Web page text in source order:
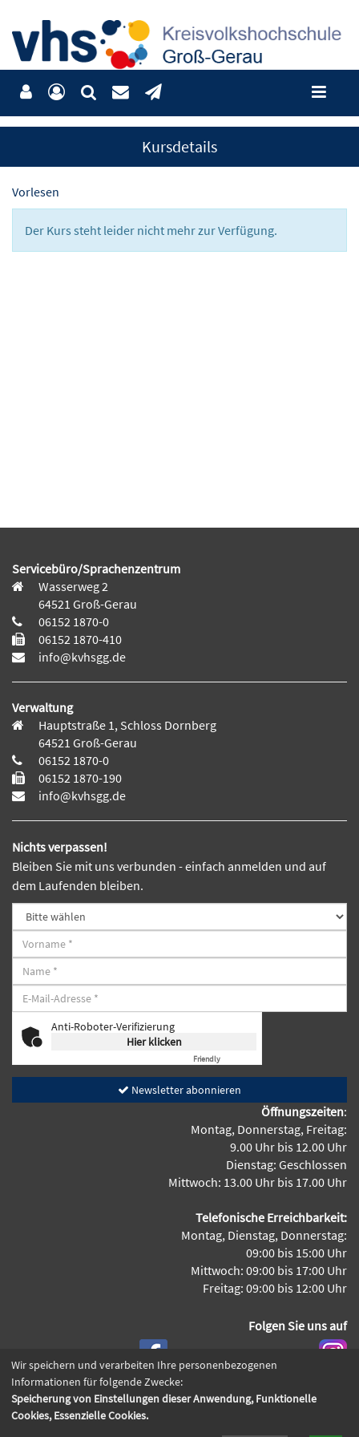
Kursdetails
Vorlesen
Der Kurs steht leider nicht mehr zur Verfügung.
Servicebüro/Sprachenzentrum
Wasserweg 2
64521 Groß-Gerau
06152 1870-0
06152 1870-410
info@kvhsgg.de
Verwaltung
Hauptstraße 1, Schloss Dornberg
64521 Groß-Gerau
06152 1870-0
06152 1870-190
info@kvhsgg.de
Nichts verpassen!
Bleiben Sie mit uns verbunden - einfach anmelden und auf
dem Laufenden bleiben.
Anti-Roboter-Verifizierung
Hier klicken
Friendly
Newsletter abonnieren
Öffnungszeiten:
Montag, Donnerstag, Freitag:
9.00 Uhr bis 12.00 Uhr
Dienstag: Geschlossen
Mittwoch: 13.00 Uhr bis 17.00 Uhr
Telefonische Erreichbarkeit:
Montag, Dienstag, Donnerstag:
09:00 bis 15:00 Uhr
Mittwoch: 09:00 bis 17:00 Uhr
Freitag: 09:00 bis 12:00 Uhr
Folgen Sie uns auf
Cookie Einstellungen
Wir speichern und verarbeiten Ihre personenbezogenen
Informationen für folgende Zwecke:
Speicherung von Einstellungen dieser Anwendung, Funktionelle
Cookies, Essenzielle Cookies.